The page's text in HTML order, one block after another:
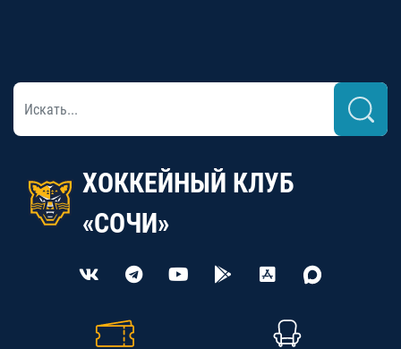
ХОККЕЙНЫЙ КЛУБ
«СОЧИ»